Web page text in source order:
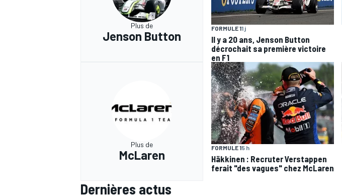
Plus de
Jenson Button
FORMULE 11 j
Il y a 20 ans, Jenson Button
décrochait sa première victoire
en F1
Plus de
McLaren
FORMULE 15 h
Häkkinen : Recruter Verstappen
ferait "des vagues" chez McLaren
Dernières actus